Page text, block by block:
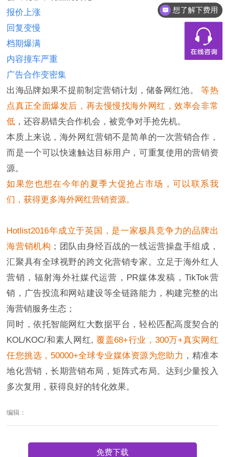
报价上涨
回复变慢
档期爆满
内容撞车严重
广告合作变密集
出海品牌如果不提前制定营销计划，储备网红池。等热
点真正全面爆发后，再去慢慢找海外网红，效率会非常
低 ，还容易错失合作机会，被竞争对手抢先机。
本质上来说，海外网红营销不是简单的一次营销合作，
而是一个可以快速触达目标用户，可重复使用的营销资
源。
如果您也想在今年的夏季大促抢占市场，可以联系我
们，获得更多海外网红营销资源。
Hotlist2016年成立于英国，是一家极具竞争力的品牌出
海营销机构 ；团队由身经百战的一线运营操盘手组成，
汇聚具有全球视野的跨文化营销专家。立足于海外红人
营销，辐射海外社媒代运营，PR媒体发稿，TikTok营
销，广告投流和网站建设等全链路能力，构建完整的出
海营销服务生态；
同时，依托智能网红大数据平台，轻松匹配高度契合的
KOL/KOC/和素人网红, 覆盖68+行业，300万+真实网红
任您挑选，50000+全球专业媒体资源为您助力 ，精准本
地化营销，长期营销布局，矩阵式布局。达到少量投入
多次复用，获得良好的转化效果。
编辑：
免费下载
想了解下费用
都有什么服务